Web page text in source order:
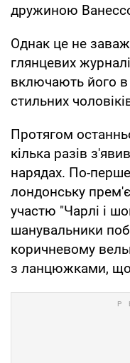
дружиною
Однак це не
глянцевих
включають його в
стильних
Протягом
кілька разів
нарядах. По-
лондонську
участю "Чарлі і
шанувальники
коричневому
з ланцюжками,